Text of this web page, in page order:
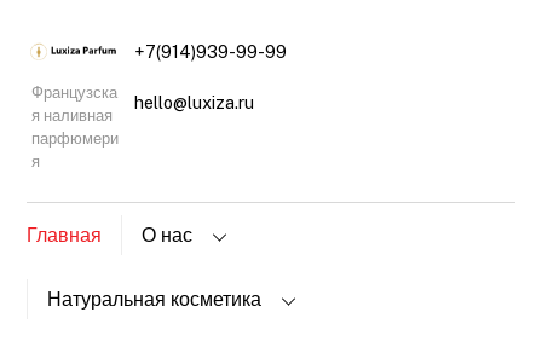
Французска
я наливная
парфюмери
я
Главная О нас
Натуральная косметика
+7(914)939-99-99
hello@luxiza.ru